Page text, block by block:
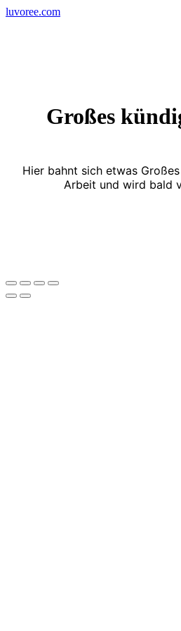
Skip
luvoree.com
Großes
Hier bahnt sich etwas
Arbeit und wird bald